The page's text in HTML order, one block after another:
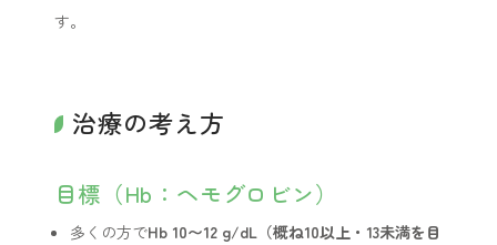
す。
治療の考え方
目標（Hb：ヘモグロビン）
多くの方でHb 10〜12 g/dL（概ね10以上・13未満を目